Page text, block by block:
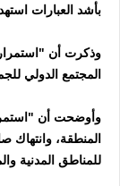
بأشد العبارات
وذكرت أن
المجتمع الدولي
وأوضحت أن
المنطقة، وانتهاك
للمناطق المدنية